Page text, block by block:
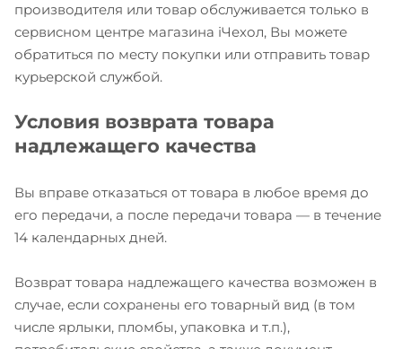
производителя или товар обслуживается только в
сервисном центре магазина iЧехол, Вы можете
обратиться по месту покупки или отправить товар
курьерской службой.
Условия возврата товара
надлежащего качества
Вы вправе отказаться от товара в любое время до
его передачи, а после передачи товара — в течение
14 календарных дней.
Возврат товара надлежащего качества возможен в
случае, если сохранены его товарный вид (в том
числе ярлыки, пломбы, упаковка и т.п.),